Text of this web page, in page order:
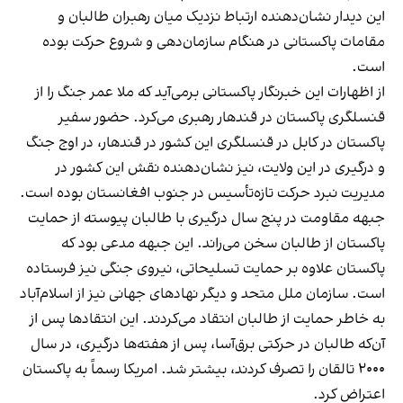
این دیدار نشان‌دهنده ارتباط نزدیک میان رهبران طالبان و
مقامات پاکستانی در هنگام سازمان‌دهی و شروع حرکت بوده
است.
از اظهارات این خبرنگار پاکستانی برمی‌آید که ملا عمر جنگ را از
قنسلگری پاکستان در قندهار رهبری می‌کرد. حضور سفیر
پاکستان در کابل در قنسلگری این کشور در قندهار، در اوج جنگ
و درگیری در این ولایت، نیز نشان‌دهنده نقش این کشور در
مدیریت نبرد حرکت تازه‌تأسیس در جنوب افغانستان بوده است.
جبهه مقاومت در پنج سال درگیری با طالبان پیوسته از حمایت
پاکستان از طالبان سخن می‌راند. این جبهه مدعی بود که
پاکستان علاوه بر حمایت تسلیحاتی، نیروی جنگی نیز فرستاده
است. سازمان ملل متحد و دیگر نهادهای جهانی نیز از اسلام‌آباد
به خاطر حمایت از طالبان انتقاد می‌کردند. این انتقادها پس از
آن‌که طالبان در حرکتی برق‌آسا، پس از هفته‌ها درگیری، در سال
۲۰۰۰ تالقان را تصرف کردند، بیشتر شد. امریکا رسماً به پاکستان
اعتراض کرد.